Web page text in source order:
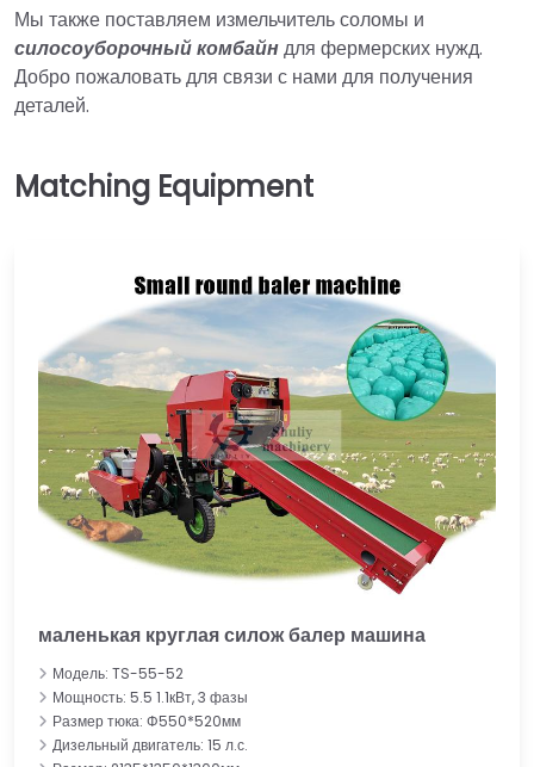
Мы также поставляем измельчитель соломы и
силосоуборочный комбайндля фермерских нужд.
Добро пожаловать для связи с нами для получения
деталей.
маленькая круглая силож балер машина
Модель: TS-55-52
Мощность: 5.5 1.1кВт, 3 фазы
Размер тюка: Φ550*520мм
Дизельный двигатель: 15 л.с.